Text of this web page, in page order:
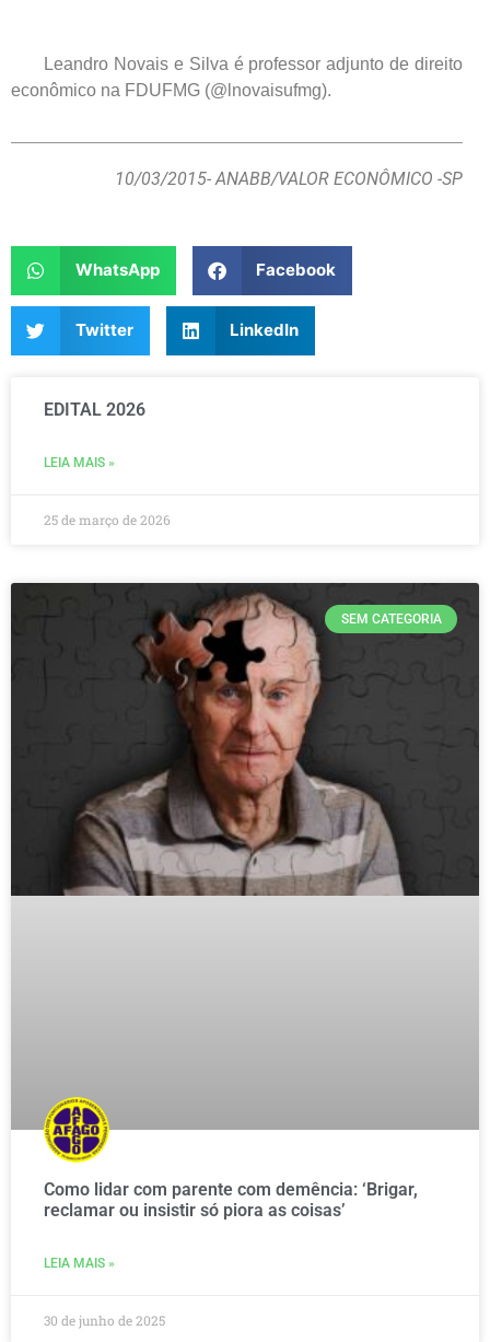
Leandro Novais e Silva é professor adjunto de direito
econômico na FDUFMG (@lnovaisufmg).
10/03/2015- ANABB/VALOR ECONÔMICO -SP
WhatsApp Facebook
Twitter LinkedIn
EDITAL 2026
LEIA MAIS »
25 de março de 2026
SEM CATEGORIA
Como lidar com parente com demência: ‘Brigar,
reclamar ou insistir só piora as coisas’
LEIA MAIS »
30 de junho de 2025